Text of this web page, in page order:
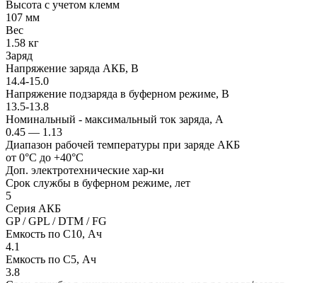
Высота с учетом клемм
107 мм
Вес
1.58 кг
Заряд
Напряжение заряда АКБ, В
14.4-15.0
Напряжение подзаряда в буферном режиме, В
13.5-13.8
Номинальный - максимальный ток заряда, А
0.45 — 1.13
Диапазон рабочей температуры при заряде АКБ
от 0°С до +40°С
Доп. электротехнические хар-ки
Срок службы в буферном режиме, лет
5
Серия АКБ
GP / GPL / DTM / FG
Емкость по С10, Ач
4.1
Емкость по С5, Ач
3.8